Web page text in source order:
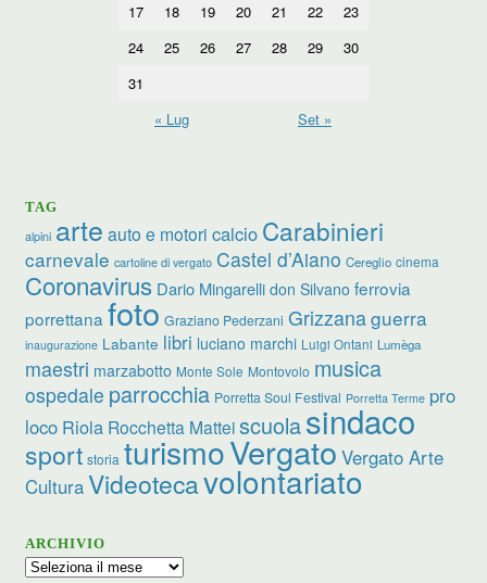
17
18 19 20 21 22
23
24
25 26 27 28 29
30
31
« Lug
Set »
TAG
alpini arte auto e motori calcio Carabinieri
carnevale cartoline di vergato Castel d’Aiano Cereglio cinema
Coronavirus Dario Mingarelli don Silvano ferrovia
porrettana foto Graziano Pederzani Grizzanaguerra
inaugurazione Labante libri luciano marchi Luigi Ontani Lumèga
maestri marzabotto Monte Sole Montovolo musica
ospedale parrocchia Porretta Soul Festival Porretta Terme pro
loco Riola Rocchetta Matteiscuolasindaco
sport storia turismoVergato Vergato Arte
CulturaVideotecavolontariato
ARCHIVIO
Archivio